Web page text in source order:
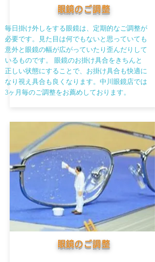
​眼鏡のご調整
​眼鏡のご調整
毎日掛け外しをする眼鏡は、定期的なご調整が
必要です。見た目は何でもないと思っていても
意外と眼鏡の幅が広がっていたり歪んだりして
いるものです。 眼鏡のお掛け具合をきちんと
正しい状態にすることで、お掛け具合も快適に
なり視え具合も良くなります。中川眼鏡店では
3ヶ月毎のご調整をお薦めしております。